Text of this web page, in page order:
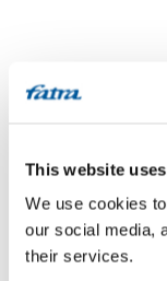
This website
We use cookies
our social media,
their services.